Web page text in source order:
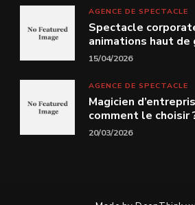
AGENCE DE SPECTACLE
Spectacle
animations haut de
15/04/2026
AGENCE DE SPECTACLE
Magicien
comment le choisir
20/03/2026